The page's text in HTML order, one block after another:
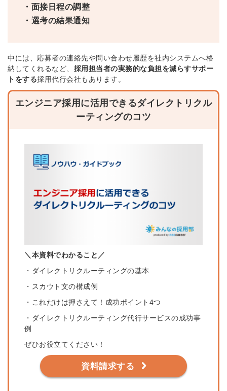
・面接日程の調整
・選考の結果通知
中には、 応募者の連絡先や問い合わせ履歴を社内システムへ格
納 してくれるなど、 採用担当者の実務的な負担を減らすサポー
トをする採用代行会社もあります。
エンジニア採用に活用できるダイレクトリクル
ーティングのコツ
＼本資料でわかること／
・ダイレクトリクルーティングの基本
・スカウト文の構成例
・これだけは押さえて！成功ポイント4つ
・ダイレクトリクルーティング代行サービスの成功事
例
ぜひお役立てください！
資料請求する